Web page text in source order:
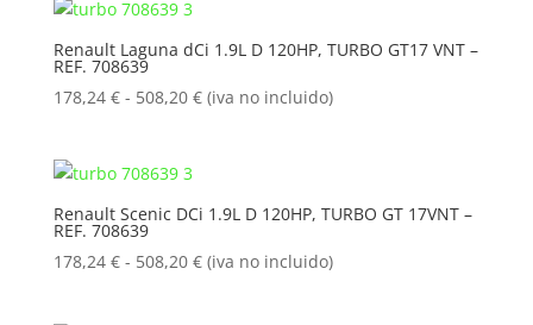
Renault Laguna dCi 1.9L D 120HP, TURBO GT17 VNT –
REF. 708639
178,24 € - 508,20 €Rango
178,24 €
508,20 €
(iva no incluido)
Renault Scenic DCi 1.9L D 120HP, TURBO GT 17VNT –
REF. 708639
178,24 € - 508,20 €Rango
(iva no incluido)